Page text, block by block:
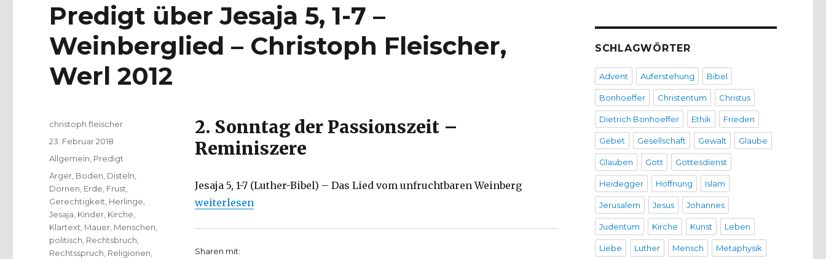
Predigt über Jesaja 5, 1-7 –
Weinberglied – Christoph Fleischer,
Werl 2012
2. Sonntag der Passionszeit –
Reminiszere
Jesaja 5, 1-7 (Luther-Bibel) – Das Lied vom unfruchtbaren Weinberg
„Predigt über Jesaja 5, 1-7 – Weinberglied – Christoph Fleischer, Werl 2012“
weiterlesen
Sharen mit:
Autor
christoph.fleischer
Veröffentlicht
am
23. Februar 2018
Kategorien
Allgemein Predigt
Schlagwörter
Ärger Boden Disteln
Dornen Erde Frust
Gerechtigkeit Herlinge
Jesaja Kinder Kirche
Klartext Mauer Menschen
politisch Rechtsbruch
Rechtsspruch Religionen
SCHLAGWÖRTER
Advent Auferstehung Bibel
Bonhoeffer Christentum Christus
Dietrich Bonhoeffer Ethik Frieden
Gebet Gesellschaft Gewalt Glaube
Glauben Gott Gottesdienst
Heidegger Hoffnung Islam
Jerusalem Jesus Johannes
Judentum Kirche Kunst Leben
Liebe Luther Mensch Metaphysik